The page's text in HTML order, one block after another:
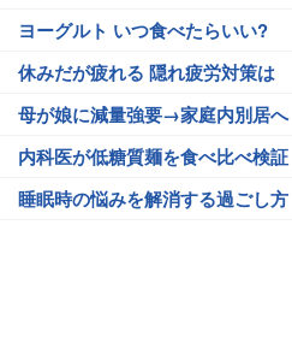
ヨーグルト いつ食べたらいい?
休みだが疲れる 隠れ疲労対策は
母が娘に減量強要→家庭内別居へ
内科医が低糖質麺を食べ比べ検証
睡眠時の悩みを解消する過ごし方